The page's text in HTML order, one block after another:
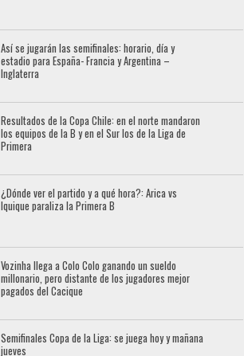
Así se jugarán las semifinales: horario, día y
estadio para España- Francia y Argentina –
Inglaterra
Resultados de la Copa Chile: en el norte mandaron
los equipos de la B y en el Sur los de la Liga de
Primera
¿Dónde ver el partido y a qué hora?: Arica vs
Iquique paraliza la Primera B
Vozinha llega a Colo Colo ganando un sueldo
millonario, pero distante de los jugadores mejor
pagados del Cacique
Semifinales Copa de la Liga: se juega hoy y mañana
jueves